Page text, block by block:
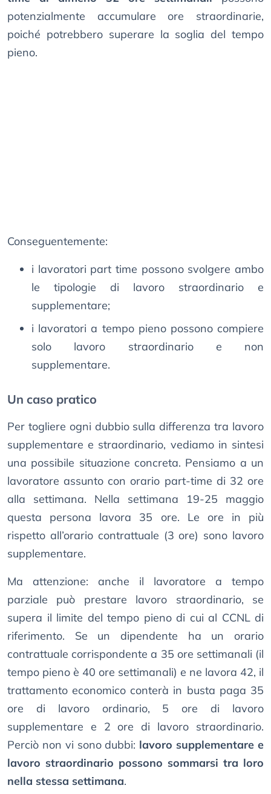
potenzialmente accumulare ore straordinarie,
poiché potrebbero superare la soglia del tempo
pieno.
Conseguentemente:
i lavoratori part time possono svolgere ambo
le tipologie di lavoro straordinario e
supplementare;
i lavoratori a tempo pieno possono compiere
solo lavoro straordinario e non
supplementare.
Un caso pratico
Per togliere ogni dubbio sulla differenza tra lavoro
supplementare e straordinario, vediamo in sintesi
una possibile situazione concreta. Pensiamo a un
lavoratore assunto con orario part-time di 32 ore
alla settimana. Nella settimana 19-25 maggio
questa persona lavora 35 ore. Le ore in più
rispetto all’orario contrattuale (3 ore) sono lavoro
supplementare.
Ma attenzione: anche il lavoratore a tempo
parziale può prestare lavoro straordinario, se
supera il limite del tempo pieno di cui al CCNL di
riferimento. Se un dipendente ha un orario
contrattuale corrispondente a 35 ore settimanali (il
tempo pieno è 40 ore settimanali) e ne lavora 42, il
trattamento economico conterà in busta paga 35
ore di lavoro ordinario, 5 ore di lavoro
supplementare e 2 ore di lavoro straordinario.
Perciò non vi sono dubbi: lavoro supplementare e
lavoro straordinario possono sommarsi tra loro
nella stessa settimana.